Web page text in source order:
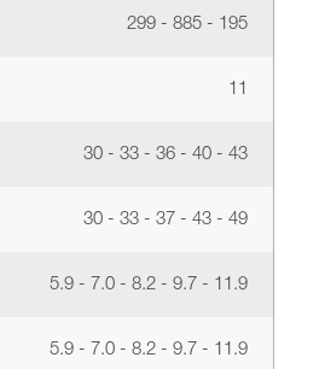
299 - 885 - 195
11
30 - 33 - 36 - 40 - 43
30 - 33 - 37 - 43 - 49
5.9 - 7.0 - 8.2 - 9.7 - 11.9
5.9 - 7.0 - 8.2 - 9.7 - 11.9